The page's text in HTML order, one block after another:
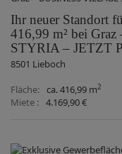
Ihr neuer Standort
416,99 m² bei
STYRIA – JETZT
8501 Lieboch
Fläche
ca. 416,99 m2
Miete 4.169,90 €